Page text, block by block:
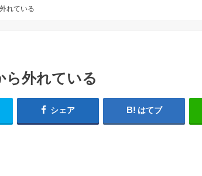
れている
ら外れている
シェア はてブ